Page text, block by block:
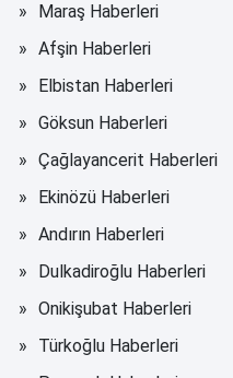
Maraş Haberleri
Afşin Haberleri
Elbistan Haberleri
Göksun Haberleri
Çağlayancerit Haberleri
Ekinözü Haberleri
Andırın Haberleri
Dulkadiroğlu Haberleri
Onikişubat Haberleri
Türkoğlu Haberleri